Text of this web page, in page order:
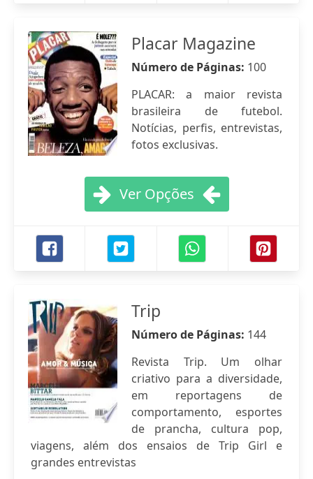
Placar Magazine
Número de Páginas: 100
PLACAR: a maior revista
brasileira de futebol.
Notícias, perfis, entrevistas,
fotos exclusivas.
Ver Opções
Trip
Número de Páginas: 144
Revista Trip. Um olhar
criativo para a diversidade,
em reportagens de
comportamento, esportes
de prancha, cultura pop,
viagens, além dos ensaios de Trip Girl e
grandes entrevistas